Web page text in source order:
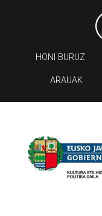
HONI BURUZ
ARAUAK